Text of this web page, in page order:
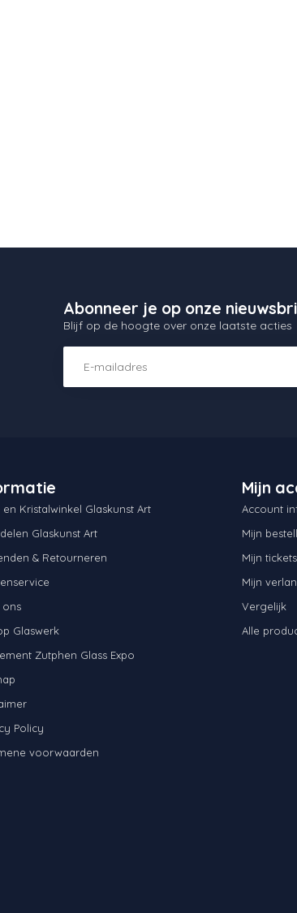
Abonneer je op onze
Blijf op de hoogte over onze laatste acties
en Kristalwinkel Glaskunst Art
Glaskunst Art
& Retourneren
ons
Glaswerk
Zutphen Glass Expo
Policy
voorwaarden
Mijn
Account
Mijn
Mijn tickets
Mijn
Vergelijk
Alle